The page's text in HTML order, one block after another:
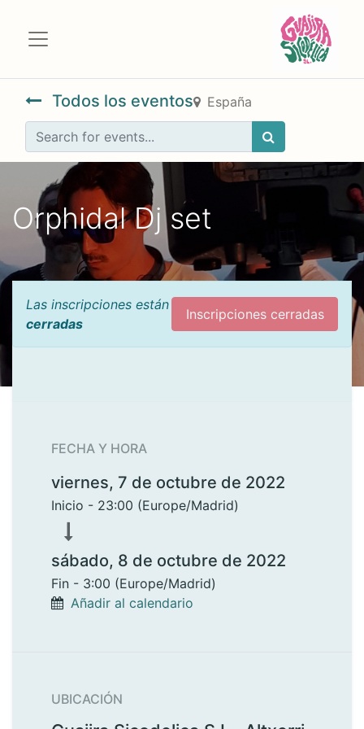
Todos los eventos España
Orphidal Dj set
Las inscripciones están
cerradas
Inscripciones cerradas
FECHA Y HORA
viernes, 7 de octubre de 2022
Inicio - 23:00 (Europe/Madrid)
sábado, 8 de octubre de 2022
Fin - 3:00 (Europe/Madrid)
Añadir al calendario
UBICACIÓN